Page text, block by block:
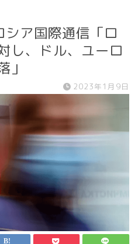
ア国際通信「ロ
し、ドル、ユーロ
」
2023年1月9日